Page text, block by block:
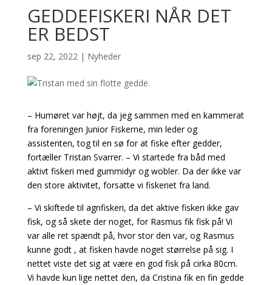
GEDDEFISKERI NÅR DET
ER BEDST
sep 22, 2022| Nyheder
– Humøret var højt, da jeg sammen med en kammerat
fra foreningen Junior Fiskerne, min leder og
assistenten, tog til en sø for at fiske efter gedder,
fortæller Tristan Svarrer. – Vi startede fra båd med
aktivt fiskeri med gummidyr og wobler. Da der ikke var
den store aktivitet, forsatte vi fiskeriet fra land.
– Vi skiftede til agnfiskeri, da det aktive fiskeri ikke gav
fisk, og så skete der noget, for Rasmus fik fisk på! Vi
var alle ret spændt på, hvor stor den var, og Rasmus
kunne godt , at fisken havde noget størrelse på sig. I
nettet viste det sig at være en god fisk på cirka 80cm.
Vi havde kun lige nettet den, da Cristina fik en fin gedde